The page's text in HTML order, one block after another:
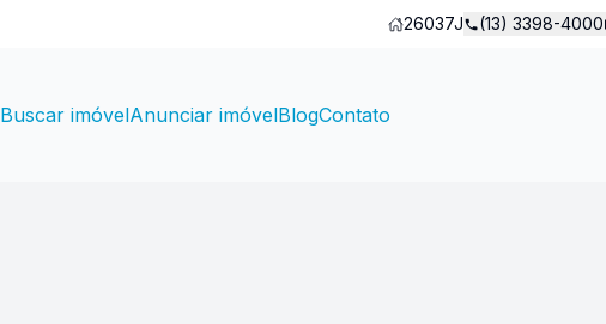
26037J (13) 3398-4000
Buscar imóvelAnunciar imóvelBlogContato